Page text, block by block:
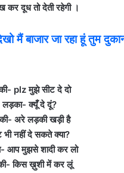
कर दूध तो देती रहेगी ।
बाजार जा रहा हूं तुम
plz मुझे सीट दे दो
लड़का- क्यूँ दे दूं?
अरे लड़की खड़ी है
भी नहीं दे सकते क्या?
आप मुझसे शादी कर लो
किस ख़ुशी में कर लूं